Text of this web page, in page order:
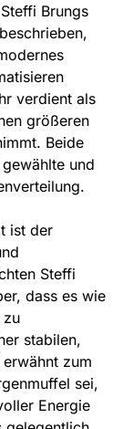
Brungs
verdient als
größeren
Beide
und
ist der
Steffi
dass es wie
zu
stabilen,
zum
sei,
Energie